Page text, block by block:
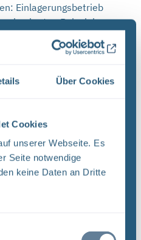
Über Cookies
Cookies
unserer Webseite. Es
Seite notwendige
keine Daten an Dritte
Einlagerungsbetrieb
konkreten Beispielen.
wie die sichere
oder
also der Zeit
vor allem die
waren insgesamt
Die vorgelegten